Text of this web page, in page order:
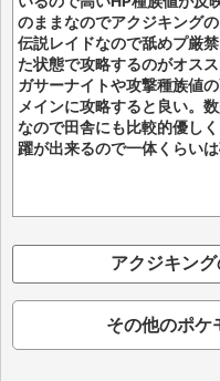
のままなのでアクジキング
伝説レイドなので舐めプ厳
た状態で攻略するのがオス
ガサーナイトや攻撃種族値
メインに攻略すると良い。
なので田舎にも比較的優し
躍が出来るので一体くらいは
アクジキン
その他のポケ